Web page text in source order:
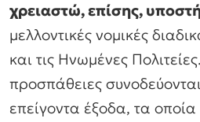
χρειαστώ, επίσης,
μελλοντικές νομικές
και τις Ηνωμένες
προσπάθειες
επείγοντα έξοδα, τα